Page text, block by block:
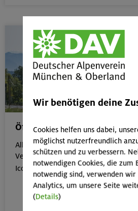
Öffentliche Anreise
Alle Veranstaltungen, die gut mit
Verkehrsmitteln erreichbar sind,
Icon: 
Wir benötigen deine
Cookies helfen uns dabei,
möglichst nutzerfreundlich
schützen und zu verbessern.
notwendigen Cookies, die zum
notwendig sind, verwenden wir
Analytics, um unsere Seite
(Details)